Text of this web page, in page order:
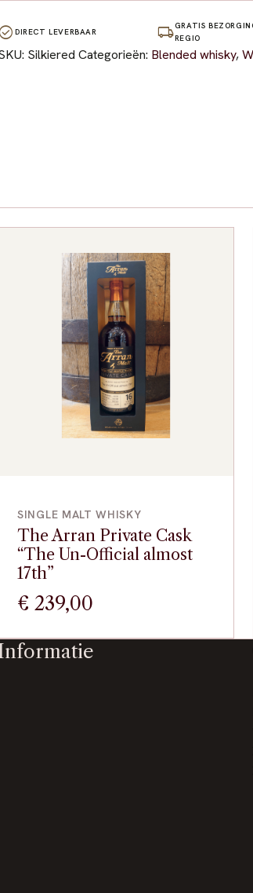
DIRECT LEVERBAAR local_shippingGRATIS
REGIO
Silkiered Categorieën: Blended whisky,
SINGLE MALT WHISKY
The Arran Private Cask
“The Un-Official almost
17th”
€ 239,00